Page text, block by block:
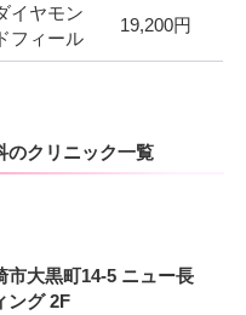
イヤモン
ドフィール
19,200円
のクリニック一覧
市大黒町14-5 ニュー長
ング 2F